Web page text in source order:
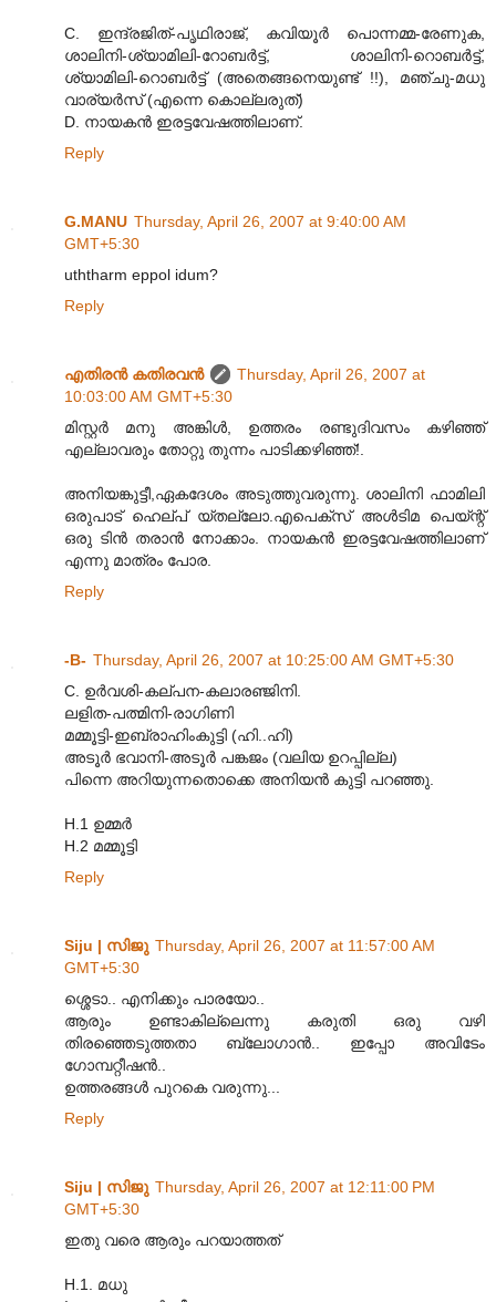
C. ഇന്ദ്രജിത്-പൃഥിരാജ്, കവിയൂര്‍ പൊന്നമ്മ-രേണുക,
ശാലിനി-ശ്യാമിലി-റോബര്‍ട്ട്, ശാലിനി-റൊബര്‍ട്ട്,
ശ്യാമിലി-റൊബര്‍ട്ട് (അതെങ്ങനെയുണ്ട് !!), മഞ്ചു-മധു
വാര്യര്‍സ് (എന്നെ കൊല്ലരുത്)
D. നായകന്‍ ഇരട്ടവേഷത്തിലാണ്.
Reply
G.MANU Thursday, April 26, 2007 at 9:40:00 AM
GMT+5:30
uththarm eppol idum?
Reply
എതിരന്‍ കതിരവന്‍
Thursday, April 26, 2007 at
10:03:00 AM GMT+5:30
മിസ്റ്റര്‍ മനു അങ്കിള്‍, ഉത്തരം രണ്ടുദിവസം കഴിഞ്ഞ്
എല്ലാവരും തോറ്റു തുന്നം പാടിക്കഴിഞ്ഞ്!.
അനിയങ്കുട്ടീ,ഏകദേശം അടുത്തുവരുന്നു. ശാലിനി ഫാമിലി
ഒരുപാട് ഹെല്പ് യ്തല്ലോ.എപെക്സ് അള്‍ടിമ പെയ്ന്റ്
ഒരു ടിന്‍ തരാന്‍ നോക്കാം. നായകന്‍ ഇരട്ടവേഷത്തിലാണ്
എന്നു മാത്രം പോര.
Reply
-B- Thursday, April 26, 2007 at 10:25:00 AM GMT+5:30
C. ഉര്‍വശി-കല്പന-കലാരഞ്ജിനി.
ലളിത-പത്മിനി-രാഗിണി
മമ്മൂട്ടി-ഇബ്രാഹിംകുട്ടി (ഹി..ഹി)
അടൂര്‍ ഭവാനി-അടൂര്‍ പങ്കജം (വലിയ ഉറപ്പില്ല)
പിന്നെ അറിയുന്നതൊക്കെ അനിയന്‍ കുട്ടി പറഞ്ഞു.
H.1 ഉമ്മര്‍
H.2 മമ്മൂട്ടി
Reply
Siju | സിജു Thursday, April 26, 2007 at 11:57:00 AM
GMT+5:30
ശ്ശെടാ.. എനിക്കും പാരയോ..
ആരും ഉണ്ടാകില്ലെന്നു കരുതി ഒരു വഴി
തിരഞ്ഞെടുത്തതാ ബ്ലോഗാന്‍.. ഇപ്പോ അവിടേം
ഗോമ്പറ്റീഷന്‍..
ഉത്തരങ്ങള്‍ പുറകെ വരുന്നു...
Reply
Siju | സിജു Thursday, April 26, 2007 at 12:11:00 PM
GMT+5:30
ഇതു വരെ ആരും പറയാത്തത്
H.1. മധു